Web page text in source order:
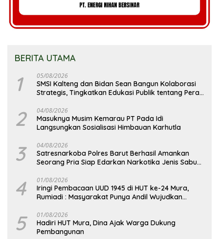
BERITA UTAMA
1 05/08/2026
SMSI Kalteng dan Bidan Sean Bangun Kolaborasi
Strategis, Tingkatkan Edukasi Publik tentang Peran
2 04/08/2026
Masuknya Musim Kemarau PT Pada Idi
Langsungkan Sosialisasi Himbauan Karhutla
3 04/08/2026
Satresnarkoba Polres Barut Berhasil Amankan
Seorang Pria Siap Edarkan Narkotika Jenis Sabu
4 01/08/2026
Iringi Pembacaan UUD 1945 di HUT ke-24 Mura,
Rumiadi : Masyarakat Punya Andil Wujudkan
5 01/08/2026
Hadiri HUT Mura, Dina Ajak Warga Dukung
Pembangunan